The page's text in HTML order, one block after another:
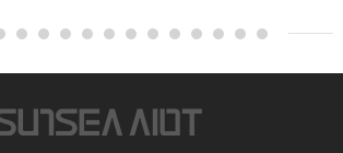
供应链全链条，以实实在在的行动，诠释科技企
诚信担当。